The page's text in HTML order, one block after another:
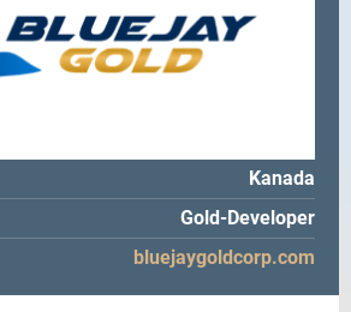
Kanada
Gold-Developer
bluejaygoldcorp.com